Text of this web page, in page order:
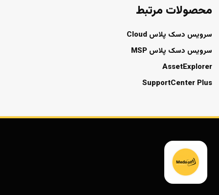
محصولات مرتبط
سرویس دسک پلاس Cloud
سرویس دسک پلاس MSP
AssetExplorer
SupportCenter Plus